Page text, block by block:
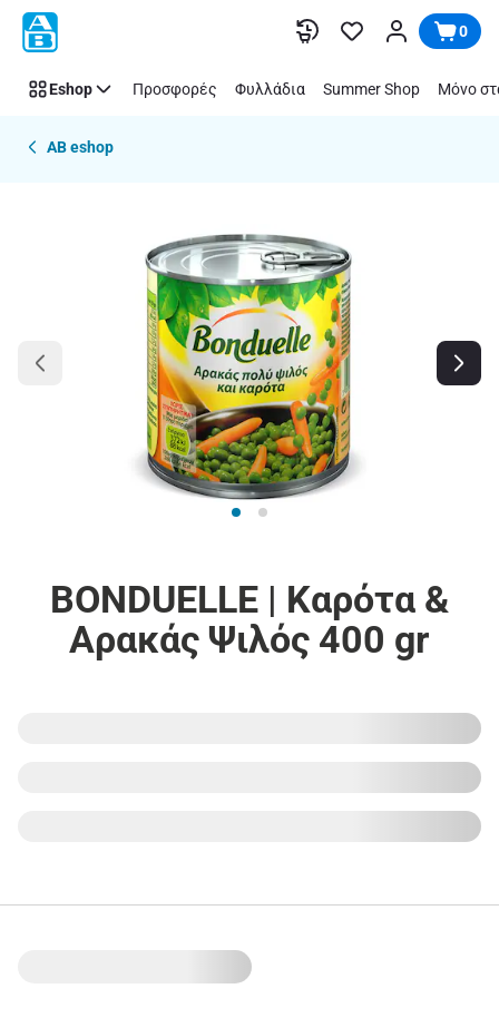
Παράλειψη 0
Eshop Προσφορές Φυλλάδια Summer Shop Μόνο
AB eshop
BONDUELLE | Καρότα &
Αρακάς Ψιλός 400 gr